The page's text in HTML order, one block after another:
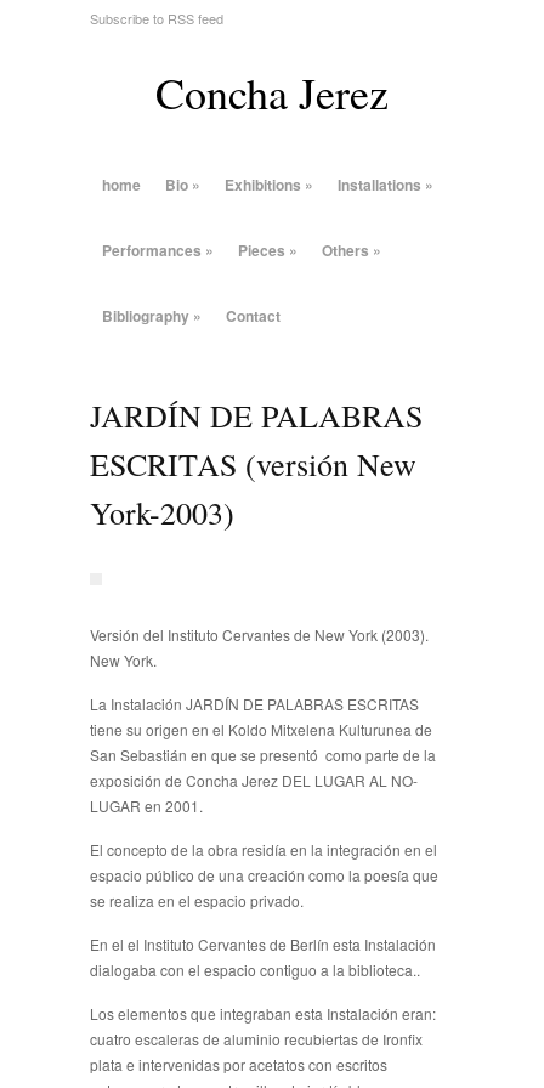
Subscribe to RSS feed
Concha Jerez
home Bio » Exhibitions » Installations »
Performances » Pieces » Others »
Bibliography » Contact
JARDÍN DE PALABRAS
ESCRITAS (versión New
York-2003)
Versión del Instituto Cervantes de New York (2003).
New York.
La Instalación JARDÍN DE PALABRAS ESCRITAS
tiene su origen en el Koldo Mitxelena Kulturunea de
San Sebastián en que se presentó como parte de la
exposición de Concha Jerez DEL LUGAR AL NO-
LUGAR en 2001.
El concepto de la obra residía en la integración en el
espacio público de una creación como la poesía que
se realiza en el espacio privado.
En el el Instituto Cervantes de Berlín esta Instalación
dialogaba con el espacio contiguo a la biblioteca..
Los elementos que integraban esta Instalación eran:
cuatro escaleras de aluminio recubiertas de Ironfix
plata e intervenidas por acetatos con escritos